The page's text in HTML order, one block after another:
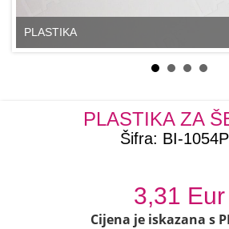
PLASTIKA
PLASTIKA ZA
Šifra: BI-
3,31 Eur
Cijena je iskazana s